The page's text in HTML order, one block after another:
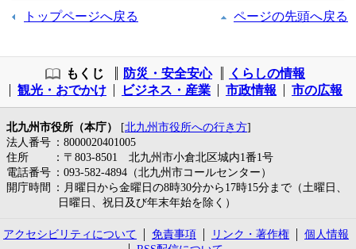
トップページへ戻る ページの先頭へ戻る
もくじ 防災・安全安心
くらしの情報
観光・おでかけ
ビジネス・産業 市政情報 市の広報
北九州市役所（本庁） [北九州市役所への行き方]
法人番号 ：8000020401005
住所
：〒803-8501 北九州市小倉北区城内1番1号
電話番号 ：093-582-4894（北九州市コールセンター）
開庁時間
：月曜日から金曜日の8時30分から17時15分まで（土曜日、
日曜日、祝日及び年末年始を除く）
アクセシビリティについて 免責事項 リンク・著作権
個人情報